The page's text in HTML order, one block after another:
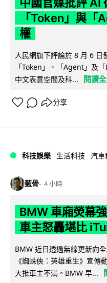
中國官媒批評
「Token」與「
權
人民網旗下評論於 8 月 6 日
「Token」、「Agent」及
中文表意空間及科...
閱讀
分享
科技娛樂 生活科技 汽車
藍骨 4 小時
BMW 車廂熒幕
車主怒轟堪比
BMW 近日透過無線更新向
《蜘蛛俠：英雄重生》宣傳
大批車主不滿。BMW 早...